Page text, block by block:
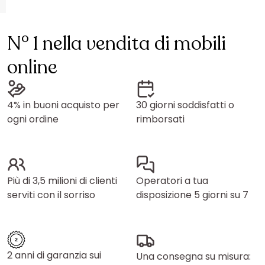
N° 1 nella vendita di mobili
online
4% in buoni acquisto per
ogni ordine
30 giorni soddisfatti o
rimborsati
Più di 3,5 milioni di clienti
serviti con il sorriso
Operatori a tua
disposizione 5 giorni su 7
2 anni di garanzia sui
Una consegna su misura: